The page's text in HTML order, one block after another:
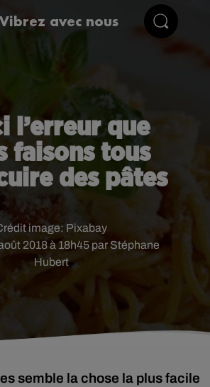
Vibrez avec nous
l’erreur que
faisons tous
des pâtes
2018 à 18h45 par Stéphane
Hubert
image: Pixabay
semble la chose la plus facile